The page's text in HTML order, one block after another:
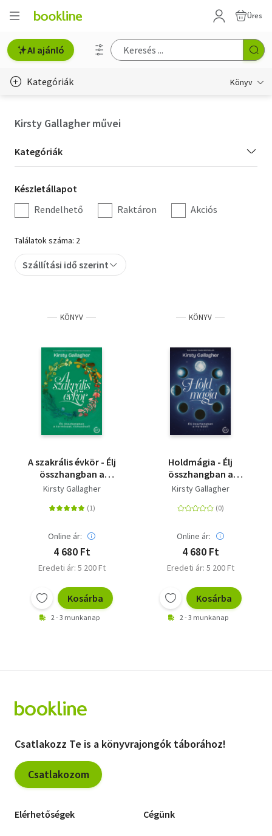
Üres
AI ajánló
Kategóriák Könyv
Hobbi, szabadidő
Irodalom
Művészet
Szakkönyv
Tankönyv, segédkönyv
Társadalomtudomány
Természettudomány
Történelem
Kirsty Gallagher művei
Kategória
szűrés
Kategóriák
Készletállapot
szűrés
Készletállapot
Rendelhető
Raktáron Akciós
Találatok száma: 2
Szállítási idő szerint
KÖNYV
A szakrális évkör - Élj
összhangban a
természet ritmusával!
Kirsty Gallagher
Online ár:
4 680 Ft
Eredeti ár: 5 200 Ft
Kosárba
2 - 3 munkanap
KÖNYV
Holdmágia - Élj
összhangban a
Holddal!
Kirsty Gallagher
Online ár:
4 680 Ft
Eredeti ár: 5 200 Ft
Kosárba
2 - 3 munkanap
Csatlakozz Te is a könyvrajongók táborához!
Csatlakozom
Elérhetőségek Cégünk